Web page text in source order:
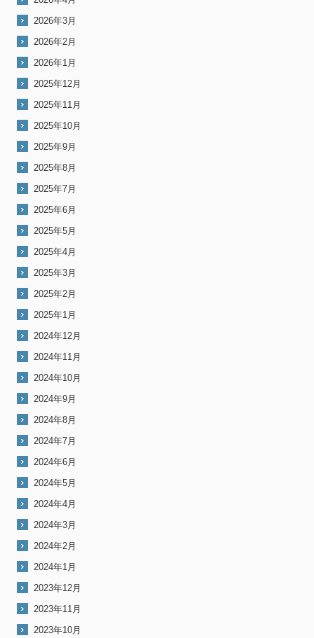
2026年3月
2026年2月
2026年1月
2025年12月
2025年11月
2025年10月
2025年9月
2025年8月
2025年7月
2025年6月
2025年5月
2025年4月
2025年3月
2025年2月
2025年1月
2024年12月
2024年11月
2024年10月
2024年9月
2024年8月
2024年7月
2024年6月
2024年5月
2024年4月
2024年3月
2024年2月
2024年1月
2023年12月
2023年11月
2023年10月